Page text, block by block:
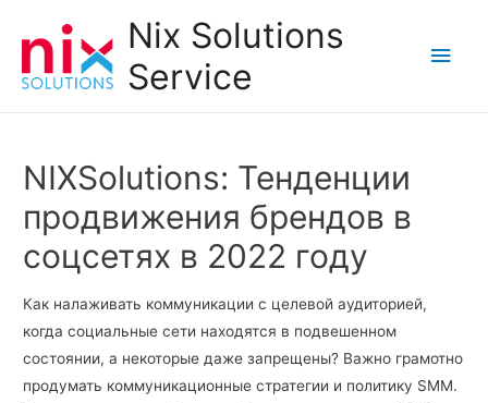
Nix Solutions
Service
Main
NIXSolutions: Тенденции
продвижения брендов в
соцсетях в 2022 году
Как налаживать коммуникации с целевой аудиторией,
когда социальные сети находятся в подвешенном
состоянии, а некоторые даже запрещены? Важно грамотно
продумать коммуникационные стратегии и политику SMM.